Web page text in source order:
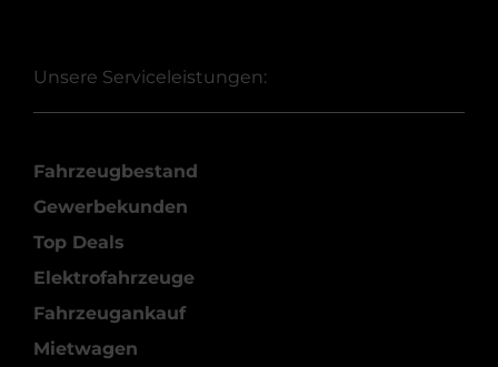
Unsere Serviceleistungen:
Fahrzeugbestand
Gewerbekunden
Top Deals
Elektrofahrzeuge
Fahrzeugankauf
Mietwagen